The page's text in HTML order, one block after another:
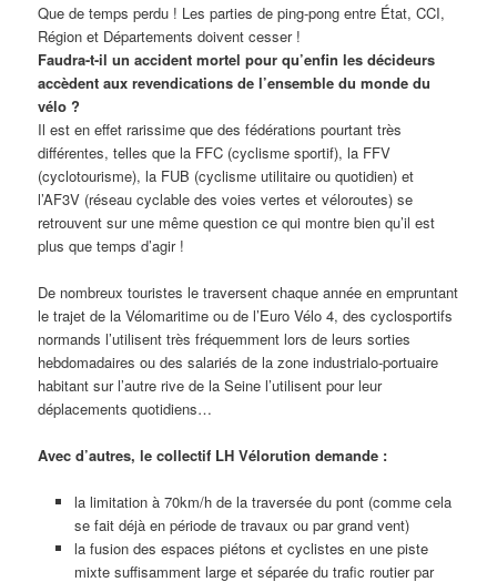
Que de temps perdu ! Les parties de ping-pong entre État, CCI,
Région et Départements doivent cesser !
Faudra-t-il un accident mortel pour qu’enfin les décideurs
accèdent aux revendications de l’ensemble du monde du
vélo ?
Il est en effet rarissime que des fédérations pourtant très
différentes, telles que la FFC (cyclisme sportif), la FFV
(cyclotourisme), la FUB (cyclisme utilitaire ou quotidien) et
l’AF3V (réseau cyclable des voies vertes et véloroutes) se
retrouvent sur une même question ce qui montre bien qu’il est
plus que temps d’agir !
De nombreux touristes le traversent chaque année en empruntant
le trajet de la Vélomaritime ou de l’Euro Vélo 4, des cyclosportifs
normands l’utilisent très fréquemment lors de leurs sorties
hebdomadaires ou des salariés de la zone industrialo-portuaire
habitant sur l’autre rive de la Seine l’utilisent pour leur
déplacements quotidiens…
Avec d’autres, le collectif LH Vélorution demande :
la limitation à 70km/h de la traversée du pont (comme cela
se fait déjà en période de travaux ou par grand vent)
la fusion des espaces piétons et cyclistes en une piste
mixte suffisamment large et séparée du trafic routier par